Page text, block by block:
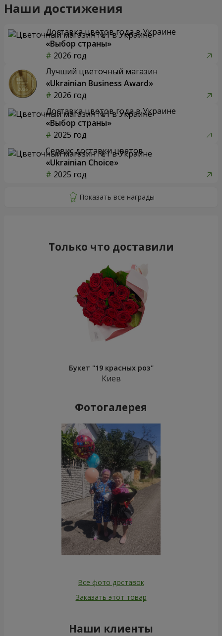
Наши достижения
Доставка цветов года в Украине
«Выбор страны»
2026 год
Лучший цветочный магазин
«Ukrainian Business Award»
2026 год
Доставка цветов года в Украине
«Выбор страны»
2025 год
Сервис доставки цветов
«Ukrainian Choice»
2025 год
Только что доставили
Букет "19 красных роз"
Киев
Фотогалерея
Все фото доставок
Заказать этот товар
Наши клиенты